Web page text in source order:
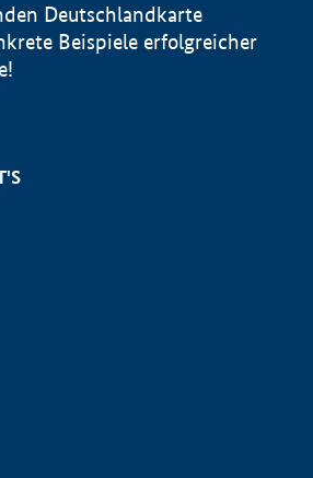
Deutschlandkarte
Beispiele erfolgreicher